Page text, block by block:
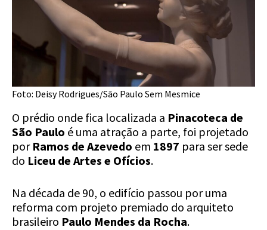
Foto: Deisy Rodrigues/São Paulo Sem Mesmice
O prédio onde fica localizada a Pinacoteca de
São Paulo é uma atração a parte, foi projetado
por Ramos de Azevedo em 1897 para ser sede
do Liceu de Artes e Ofícios.
Na década de 90, o edifício passou por uma
reforma com projeto premiado do arquiteto
brasileiro Paulo Mendes da Rocha.